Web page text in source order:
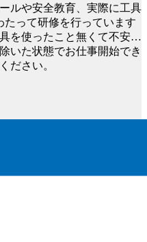
ルや安全教育、実際に工具
たって研修を行っています
を使ったこと無くて不安…
いた状態でお仕事開始でき
ださい。